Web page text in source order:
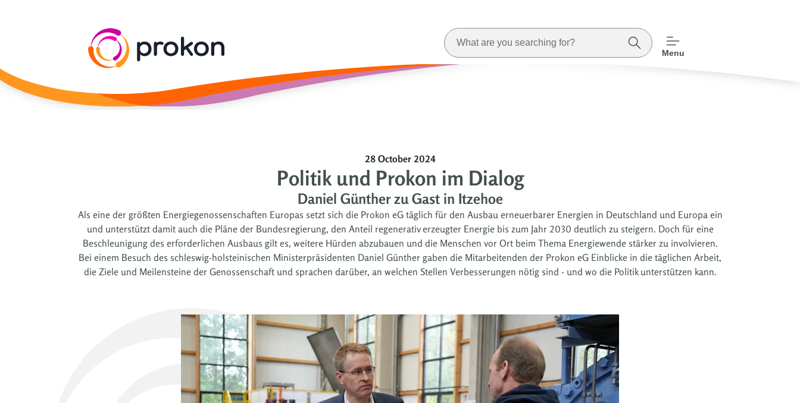
Menu
28 October 2024
Politik und Prokon im Dialog
Daniel Günther zu Gast in Itzehoe
Als eine der größten Energiegenossenschaften Europas setzt sich die Prokon eG täglich für den Ausbau erneuerbarer Energien in Deutschland und Europa ein
und unterstützt damit auch die Pläne der Bundesregierung, den Anteil regenerativ erzeugter Energie bis zum Jahr 2030 deutlich zu steigern. Doch für eine
Beschleunigung des erforderlichen Ausbaus gilt es, weitere Hürden abzubauen und die Menschen vor Ort beim Thema Energiewende stärker zu involvieren.
Bei einem Besuch des schleswig-holsteinischen Ministerpräsidenten Daniel Günther gaben die Mitarbeitenden der Prokon eG Einblicke in die täglichen Arbeit,
die Ziele und Meilensteine der Genossenschaft und sprachen darüber, an welchen Stellen Verbesserungen nötig sind - und wo die Politik unterstützen kann.